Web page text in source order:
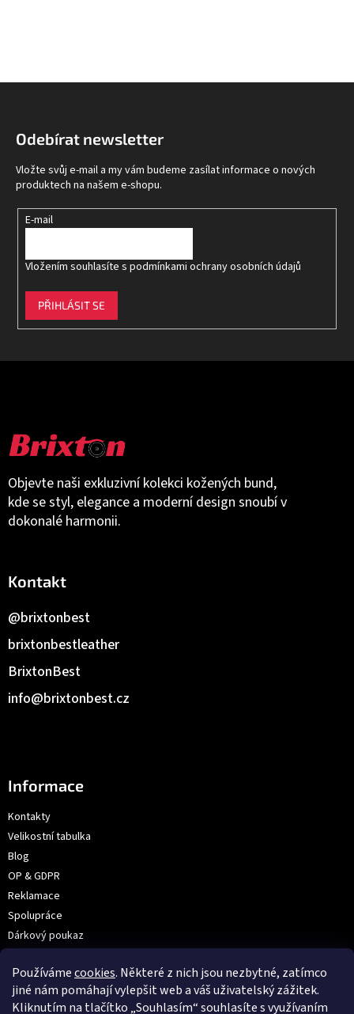
Používámecookies. Některé z nich jsou nezbytné, zatímco
jiné nám pomáhají vylepšit web a váš uživatelský zážitek.
Kliknutím na tlačítko „Souhlasím“ souhlasíte s využívaním
Objevte naši exkluzivní kolekci kožených bund,
kde se styl, elegance a moderní design snoubí v
dokonalé harmonii.
Kontakt
info@brixtonbest.cz
BrixtonBest
brixtonbestleather
@brixtonbest
Informace
Kontakty
Velikostní tabulka
Blog
OP & GDPR
Reklamace
Spolupráce
Dárkový poukaz
Prodejna: V Hůrkách 2144/3, Praha
Odebírat newsletter
Vložte svůj e-mail a my vám budeme zasílat informace o nových
produktech na našem e-shopu.
E-mail
Vložením souhlasíte s podmínkami ochrany osobních údajů
PŘIHLÁSIT SE